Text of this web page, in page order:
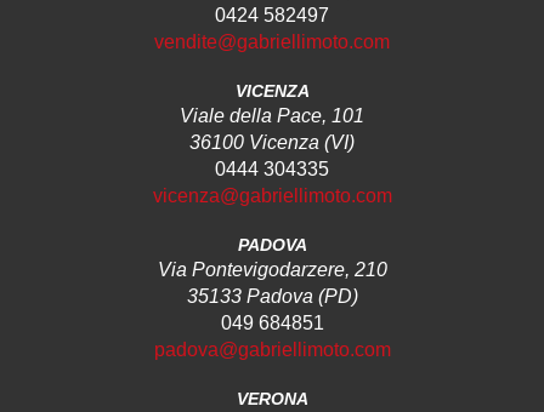
0424 582497
vendite@gabriellimoto.com
VICENZA
Viale della Pace, 101
36100 Vicenza (VI)
0444 304335
vicenza@gabriellimoto.com
PADOVA
Via Pontevigodarzere, 210
35133 Padova (PD)
049 684851
padova@gabriellimoto.com
VERONA